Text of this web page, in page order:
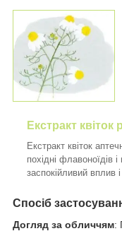
Екстракт
Екстракт квіток
похідні флавоноїдів
заспокійливий вплив
Спосіб
Догляд за обличчям: